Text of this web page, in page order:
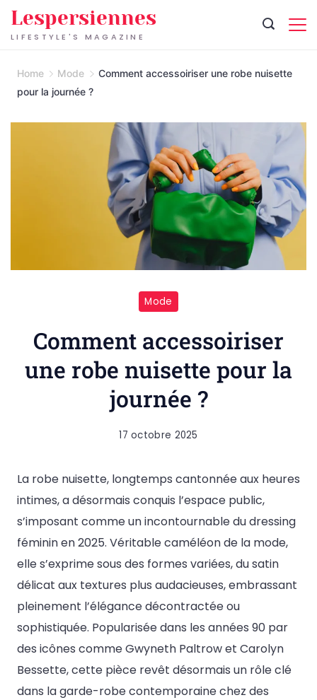
Skip
toLIFESTYLE'S MAGAZINE
Lespersiennes
Home Mode
Comment accessoiriser une robe nuisette
pour la journée ?
Mode
Comment accessoiriser
une robe nuisette pour la
journée ?
17 octobre 2025
La robe nuisette, longtemps cantonnée aux heures
intimes, a désormais conquis l’espace public,
s’imposant comme un incontournable du dressing
féminin en 2025. Véritable caméléon de la mode,
elle s’exprime sous des formes variées, du satin
délicat aux textures plus audacieuses, embrassant
pleinement l’élégance décontractée ou
sophistiquée. Popularisée dans les années 90 par
des icônes comme Gwyneth Paltrow et Carolyn
Bessette, cette pièce revêt désormais un rôle clé
dans la garde-robe contemporaine chez des